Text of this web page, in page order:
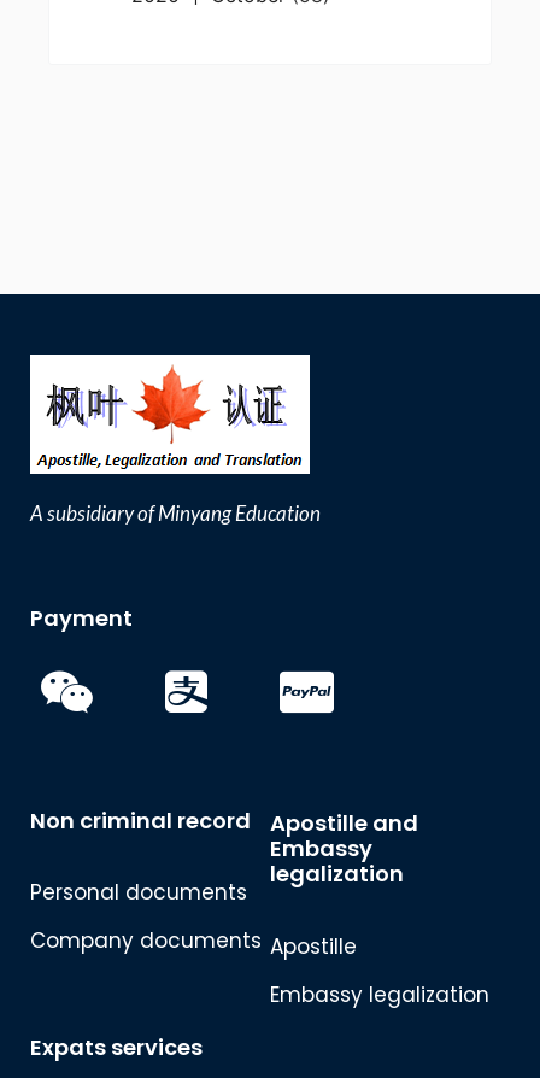
A subsidiary of Minyang Education
Payment
Non criminal record
Personal documents
Company documents
Expats services
Apostille and
Embassy
legalization
Apostille
Embassy legalization